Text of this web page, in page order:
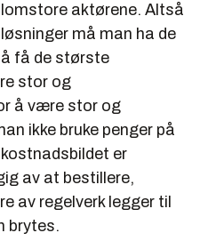
aktørene. Altså
må man ha de
få de største
stor og
å være stor og
ikke bruke penger på
er
av at bestillere,
av regelverk legger til
brytes.